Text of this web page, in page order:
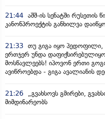
21:44 აშშ-ის სენატში რუსეთის
კანონპროექტის განხილვა
21:33 თუ გიგა იყო პედოფილი,
ერთჯერ უნდა
მოსწავლეებს! იპოვონ ერთი
ავიწროებდა - გიგა ავალიანის
21:26
„გვახსოვს გმირები,
მიმდინარეობს